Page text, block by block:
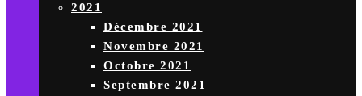
2021
Décembre 2021
Novembre 2021
Octobre 2021
Septembre 2021